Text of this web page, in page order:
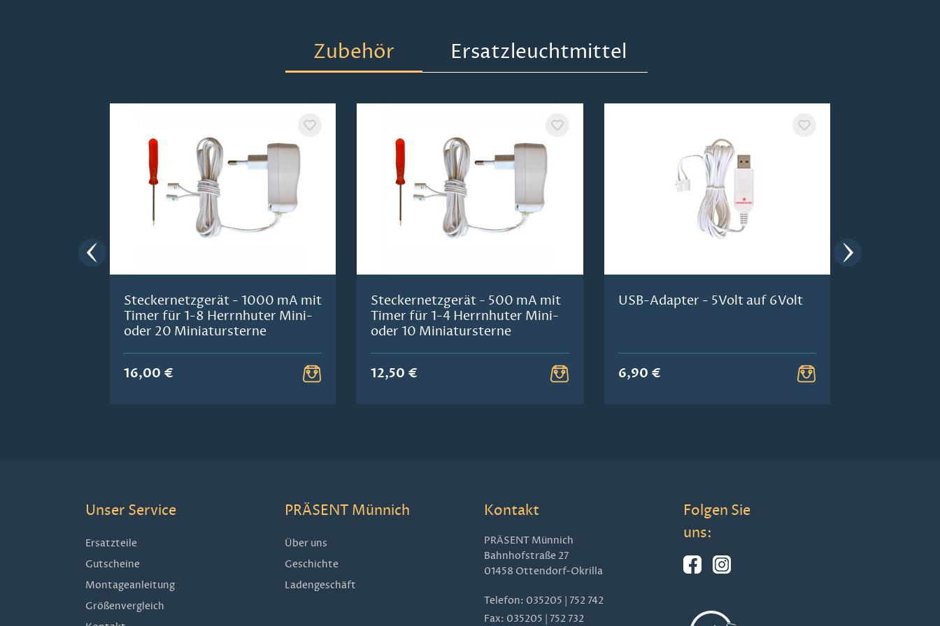
Zubehör Ersatzleuchtmittel
Steckernetzgerät - 1000 mA mit
Timer für 1-8 Herrnhuter Mini-
oder 20 Miniatursterne
16,00 €
Steckernetzgerät - 500 mA mit
Timer für 1-4 Herrnhuter Mini-
oder 10 Miniatursterne
12,50 €
USB-Adapter - 5Volt auf 6Volt
6,90 €
Unser Service
Ersatzteile
Gutscheine
Montageanleitung
Größenvergleich
PRÄSENT Münnich
Über uns
Geschichte
Ladengeschäft
Kontakt
PRÄSENT Münnich
Bahnhofstraße 27
01458 Ottendorf-Okrilla
Telefon: 035205 | 752 742
Fax: 035205 | 752 732
Folgen Sie
uns: